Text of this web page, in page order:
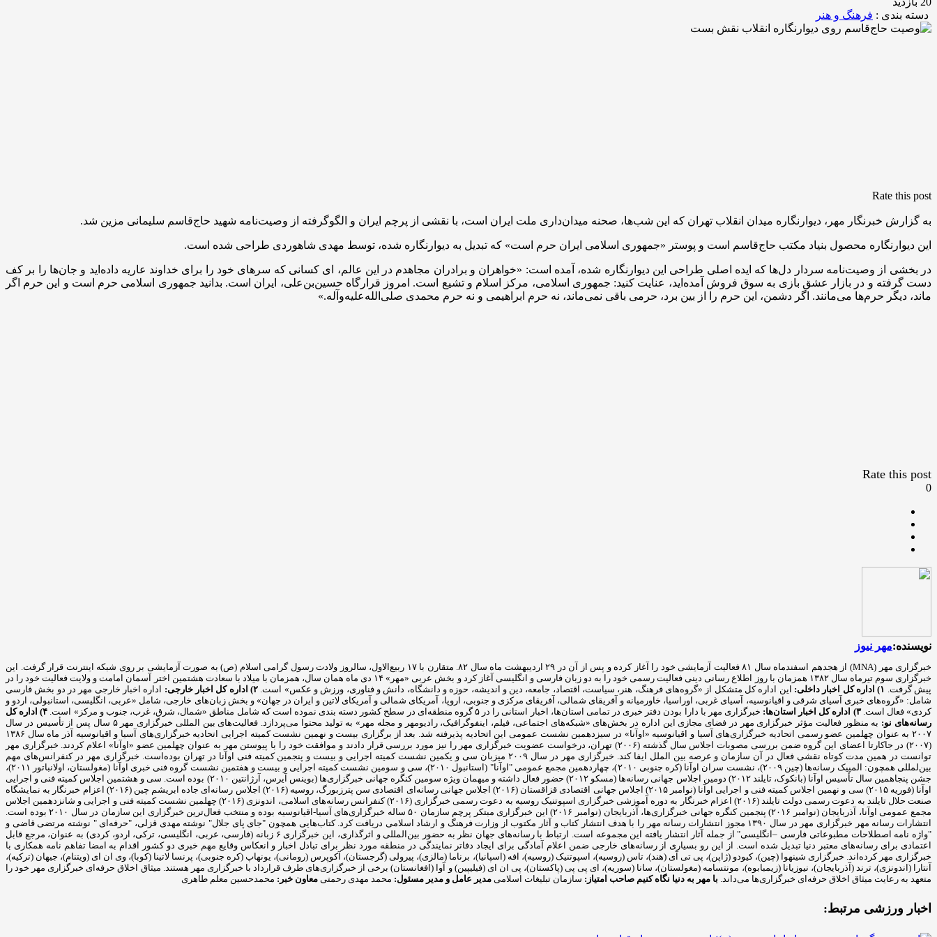
دسته بندی : فرهنگ و هنر
Rate this post
به گزارش خبرنگار مهر، دیوارنگاره میدان انقلاب تهران که این شب‌ها، صحنه میدان‌داری ملت ایران است، با نقشی از پرچم ایران و الگوگرفته از وصیت‌نامه شهید حاج‌قاسم سلیمانی مزین شد.
این دیوارنگاره محصول بنیاد مکتب حاج‌قاسم است و پوستر «جمهوری اسلامی ایران حرم است» که تبدیل به دیوارنگاره شده، توسط مهدی شاهوردی طراحی شده است.
در بخشی از وصیت‌نامه سردار دل‌ها که ایده اصلی طراحی این دیوارنگاره شده، آمده است: «خواهران و برادران مجاهدم در این عالم،‌ ای کسانی که سرهای خود را برای خداوند عاریه داده‌اید و جان‌ها را بر کف
دست گرفته و در بازار عشق بازی به سوق فروش آمده‌اید، عنایت کنید: جمهوری اسلامی، مرکز اسلام و تشیع است. امروز قرارگاه حسین‌بن‌علی، ایران است. بدانید جمهوری اسلامی حرم است و این حرم اگر
ماند، دیگر حرم‌ها می‌مانند. اگر دشمن، این حرم را از بین برد، حرمی باقی نمی‌ماند، نه حرم ابراهیمی و نه حرم محمدی صلی‌الله‌علیه‌وآله.»
Rate this post
0
نویسنده:مهر نیوز
خبرگزاری مهر (MNA) از هجدهم اسفندماه سال ۸۱ فعالیت آزمایشی خود را آغاز کرده و پس از آن در ۲۹ اردیبهشت ماه سال ۸۲. متقارن با ۱۷ ربیع‌الاول، سالروز ولادت رسول گرامی اسلام (ص) به صورت آزمایشی بر روی شبکه اینترنت قرار گرفت. این
خبرگزاری سوم تیرماه سال ۱۳۸۲ همزمان با روز اطلاع رسانی دینی فعالیت رسمی خود را به دو زبان فارسی و انگلیسی آغاز کرد و بخش عربی «مهر» ۱۴ دی ماه همان سال، همزمان با میلاد با سعادت هشتمین اختر آسمان امامت و ولایت فعالیت خود را در
پیش گرفت. ۱) اداره کل اخبار داخلی: این اداره کل متشکل از «گروه‌های فرهنگ، هنر، سیاست، اقتصاد، جامعه، دین و اندیشه، حوزه و دانشگاه، دانش و فناوری، ورزش و عکس» است.۲) اداره کل اخبار خارجی:
اداره اخبار خارجی مهر در دو بخش فارسی
شامل: «گروه‌های خبری آسیای شرقی و اقیانوسیه، آسیای غربی، اوراسیا، خاورمیانه و آفریقای شمالی، آفریقای مرکزی و جنوبی، اروپا، آمریکای شمالی و آمریکای لاتین و ایران در جهان» و بخش زبان‌های خارجی، شامل «عربی، انگلیسی، استانبولی، اردو و
کردی» فعال است.۳) اداره کل اخبار استان‌ها: خبرگزاری مهر با دارا بودن دفتر خبری در تمامی استان‌ها، اخبار استانی را در ۵ گروه منطقه‌ای در سطح کشور دسته بندی نموده است که شامل مناطق «شمال، شرق، غرب، جنوب و مرکز» است.
۴) اداره کل
رسانه‌های نو:
به منظور فعالیت مؤثر خبرگزاری مهر در فضای مجازی این اداره در بخش‌های «شبکه‌های اجتماعی، فیلم، اینفوگرافیک، رادیومهر و مجله مهر» به تولید محتوا می‌پردازد. فعالیت‌های بین المللی خبرگزاری مهر ۵ سال پس از تأسیس در سال
۲۰۰۷ به عنوان چهلمین عضو رسمی اتحادیه خبرگزاری‌های آسیا و اقیانوسیه «اوآنا» در سیزدهمین نشست عمومی این اتحادیه پذیرفته شد. بعد از برگزاری بیست و نهمین نشست کمیته اجرایی اتحادیه خبرگزاری‌های آسیا و اقیانوسیه آذر ماه سال ۱۳۸۶
(۲۰۰۷) در جاکارتا اعضای این گروه ضمن بررسی مصوبات اجلاس سال گذشته (۲۰۰۶) تهران، درخواست عضویت خبرگزاری مهر را نیز مورد بررسی قرار دادند و موافقت خود را با پیوستن مهر به عنوان چهلمین عضو «اوآنا» اعلام کردند. خبرگزاری مهر
توانست در همین مدت کوتاه نقشی فعال در آن سازمان و عرصه بین الملل ایفا کند. خبرگزاری مهر در سال ۲۰۰۹ میزبان سی و یکمین نشست کمیته اجرایی و بیست و پنجمین کمیته فنی اوآنا در تهران بوده‌است. خبرگزاری مهر در کنفرانس‌های مهم
بین‌لمللی همچون: المپیک رسانه‌ها (چین ۲۰۰۹)، نشست سران اوآنا (کره جنوبی ۲۰۱۰)، چهاردهمین مجمع عمومی "اوآنا" (استانبول ۲۰۱۰)، سی و سومین نشست کمیته اجرایی و بیست و هفتمین نشست گروه فنی خبری اوآنا (مغولستان، اولانباتور ۲۰۱۱)،
جشن پنجاهمین سال تأسیس اوآنا (بانکوک، تایلند ۲۰۱۲) دومین اجلاس جهانی رسانه‌ها (مسکو ۲۰۱۲) حضور فعال داشته و میهمان ویژه سومین کنگره جهانی خبرگزاری‌ها (بوینس آیرس، آرژانتین ۲۰۱۰) بوده است. سی و هشتمین اجلاس کمیته فنی و اجرایی
اوآنا (فوریه ۲۰۱۵) سی و نهمین اجلاس کمیته فنی و اجرایی اوآنا (نوامبر ۲۰۱۵) اجلاس جهانی اقتصادی قزاقستان (۲۰۱۶) اجلاس جهانی رسانه‌ای اقتصادی سن پترزبورگ، روسیه (۲۰۱۶) اجلاس رسانه‌ای جاده ابریشم چین (۲۰۱۶) اعزام خبرنگار به نمایشگاه
صنعت حلال تایلند به دعوت رسمی دولت تایلند (۲۰۱۶) اعزام خبرنگار به دوره آموزشی خبرگزاری اسپوتنیک روسیه به دعوت رسمی خبرگزاری (۲۰۱۶) کنفرانس رسانه‌های اسلامی، اندونزی (۲۰۱۶) چهلمین نشست کمیته فنی و اجرایی و شانزدهمین اجلاس
مجمع عمومی اوآنا، آذربایجان (نوامبر ۲۰۱۶) پنجمین کنگره جهانی خبرگزاری‌ها، آذربایجان (نوامبر ۲۰۱۶) این خبرگزاری مبتکر پرچم سازمان ۵۰ ساله خبرگزاری‌های آسیا-اقیانوسیه بوده و منتخب فعال‌ترین خبرگزاری این سازمان در سال ۲۰۱۰ بوده است.
انتشارات رسانه مهر خبرگزاری مهر در سال ۱۳۹۰ مجوز انتشارات رسانه مهر را با هدف انتشار کتاب و آثار مکتوب از وزارت فرهنگ و ارشاد اسلامی دریافت کرد. کتاب‌هایی همچون "جای پای جلال" نوشته مهدی قزلی، "حرفه‌ای " نوشته مرتضی قاضی و
"واژه نامه اصطلاحات مطبوعاتی فارسی –انگلیسی" از جمله آثار انتشار یافته این مجموعه است. ارتباط با رسانه‌های جهان نظر به حضور بین‌المللی و اثرگذاری، این خبرگزاری ۶ زبانه (فارسی، عربی، انگلیسی، ترکی، اردو، کردی) به عنوان، مرجع قابل
اعتمادی برای رسانه‌های معتبر دنیا تبدیل شده است. از این رو بسیاری از رسانه‌های خارجی ضمن اعلام آمادگی برای ایجاد دفاتر نمایندگی در منطقه مورد نظر برای تبادل اخبار و انعکاس وقایع مهم خبری دو کشور اقدام به امضا تفاهم نامه همکاری با
خبرگزاری مهر کرده‌اند. خبرگزاری شینهوا (چین)، کیودو (ژاپن)، پی تی آی (هند)، تاس (روسیه)، اسپوتنیک (روسیه)، افه (اسپانیا)، برناما (مالزی)، پیرولی (گرجستان)، آکوپرس (رومانی)، یونهاپ (کره جنوبی)، پرنسا لاتینا (کوبا)، وی ان ای (ویتنام)، جیهان (ترکیه)،
آنتارا (اندونزی)، ترند (آذربایجان)، نیوزیانا (زیمبابوه)، مونتسامه (مغولستان)، سانا (سوریه)، ای پی پی (پاکستان)، پی ان ای (فیلیپین) و آوا (افغانستان) برخی از خبرگزاری‌های طرف قرارداد با خبرگزاری مهر هستند. میثاق اخلاق حرفه‌ای خبرگزاری مهر خود را
متعهد به رعایت میثاق اخلاق حرفه‌ای خبرگزاری‌ها می‌داند. با مهر به دنیا نگاه کنیم صاحب امتیاز: سازمان تبلیغات اسلامی مدیر عامل و مدیر مسئول: محمد مهدی رحمتی معاون خبر: محمدحسین معلم طاهری
اخبار ورزشی مرتبط: